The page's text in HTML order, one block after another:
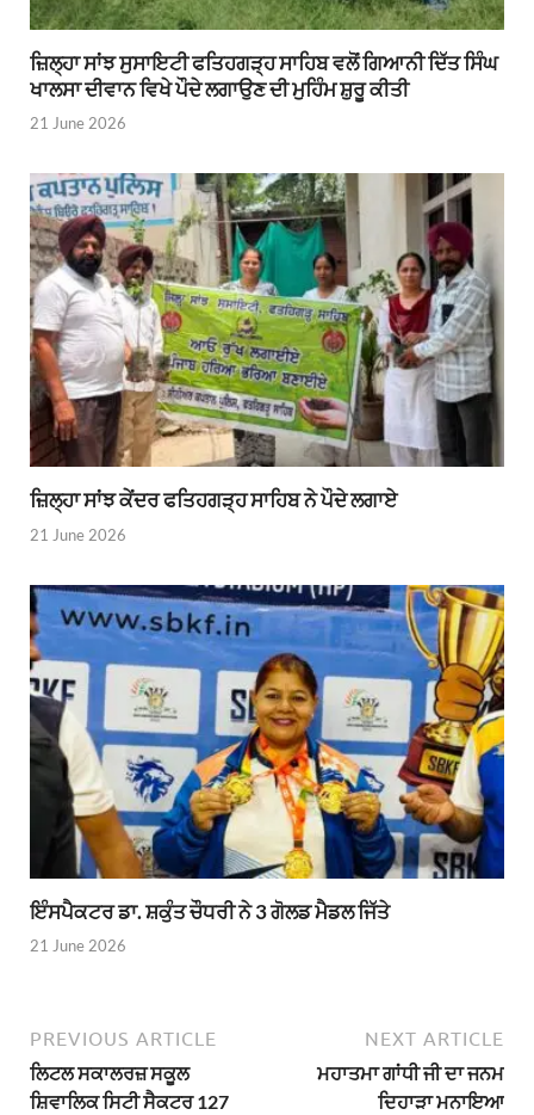
ਜ਼ਿਲ੍ਹਾ ਸਾਂਝ ਸੁਸਾਇਟੀ ਫਤਿਹਗੜ੍ਹ ਸਾਹਿਬ ਵਲੋਂ ਗਿਆਨੀ ਦਿੱਤ ਸਿੰਘ
ਖਾਲਸਾ ਦੀਵਾਨ ਵਿਖੇ ਪੌਦੇ ਲਗਾਉਣ ਦੀ ਮੁਹਿੰਮ ਸ਼ੁਰੂ ਕੀਤੀ
21 June 2026
ਜ਼ਿਲ੍ਹਾ ਸਾਂਝ ਕੇਂਦਰ ਫਤਿਹਗੜ੍ਹ ਸਾਹਿਬ ਨੇ ਪੌਦੇ ਲਗਾਏ
21 June 2026
ਇੰਸਪੈਕਟਰ ਡਾ. ਸ਼ਕੁੰਤ ਚੌਧਰੀ ਨੇ 3 ਗੋਲਡ ਮੈਡਲ ਜਿੱਤੇ
21 June 2026
PREVIOUS ARTICLE
ਲਿਟਲ ਸਕਾਲਰਜ਼ ਸਕੂਲ
ਸ਼ਿਵਾਲਿਕ ਸਿਟੀ ਸੈਕਟਰ 127
NEXT ARTICLE
ਮਹਾਤਮਾ ਗਾਂਧੀ ਜੀ ਦਾ ਜਨਮ
ਦਿਹਾੜਾ ਮਨਾਇਆ